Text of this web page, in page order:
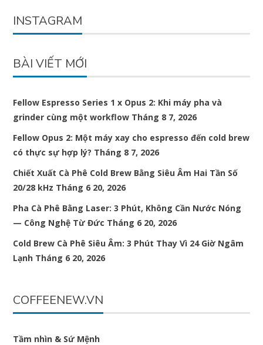
INSTAGRAM
BÀI VIẾT MỚI
Fellow Espresso Series 1 x Opus 2: Khi máy pha và
grinder cùng một workflow Tháng 8 7, 2026
Fellow Opus 2: Một máy xay cho espresso đến cold brew
có thực sự hợp lý? Tháng 8 7, 2026
Chiết Xuất Cà Phê Cold Brew Bằng Siêu Âm Hai Tần Số
20/28 kHz Tháng 6 20, 2026
Pha Cà Phê Bằng Laser: 3 Phút, Không Cần Nước Nóng
— Công Nghệ Từ Đức Tháng 6 20, 2026
Cold Brew Cà Phê Siêu Âm: 3 Phút Thay Vì 24 Giờ Ngâm
Lạnh Tháng 6 20, 2026
COFFEENEW.VN
Tầm nhìn & Sứ Mệnh